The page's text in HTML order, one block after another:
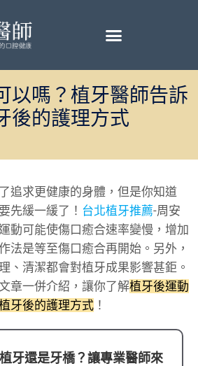
以嗎？植牙醫師告訴
後的護理方式
追求更健康的身體，但是你知道
先緩一緩了！ 台北植牙推薦-周安
動可能使傷口癒合速率變慢，增加
法是等至傷口癒合再開始。另外，
、清潔都會對植牙成果影響甚鉅。
章一併介紹，讓你了解植牙後運動
牙後的護理方式 ！
牙還是牙橋？讓專業醫師來